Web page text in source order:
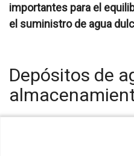
importantes para el
el suministro de agua
Depósitos de